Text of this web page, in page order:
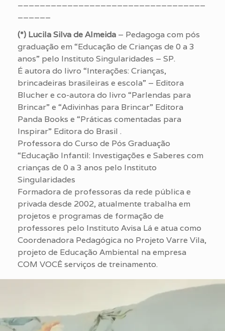
(*) Lucila Silva de Almeida – Pedagoga com pós
graduação em “Educação de Crianças de 0 a 3
anos” pelo Instituto Singularidades – SP.
É autora do livro “Interações: Crianças,
brincadeiras brasileiras e escola” – Editora
Blucher e co-autora do livro “Parlendas para
Brincar” e “Adivinhas para Brincar” Editora
Panda Books e “Práticas comentadas para
Inspirar” Editora do Brasil .
Professora do Curso de Pós Graduação
“Educação Infantil: Investigações e Saberes com
crianças de 0 a 3 anos pelo Instituto
Singularidades
Formadora de professoras da rede pública e
privada desde 2002, atualmente trabalha em
projetos e programas de formação de
professores pelo Instituto Avisa Lá e atua como
Coordenadora Pedagógica no Projeto Varre Vila,
projeto de Educação Ambiental na empresa
COM VOCÊ serviços de treinamento.